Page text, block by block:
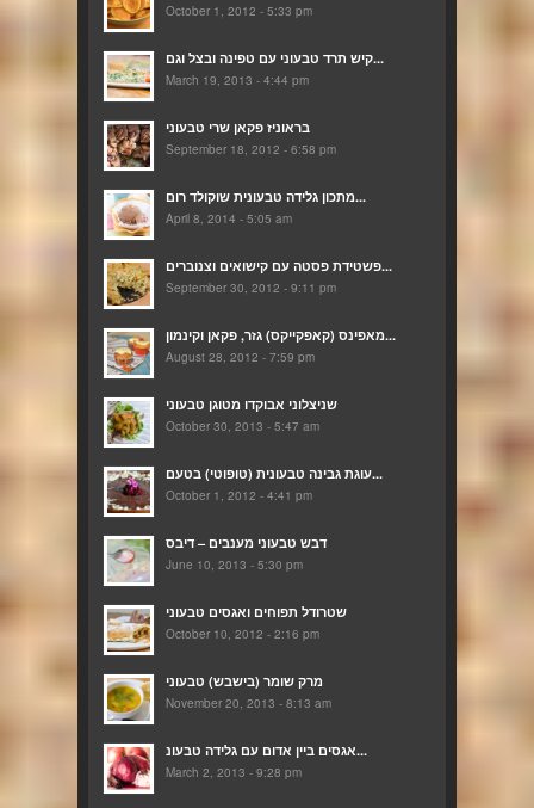
October 1, 2012 - 5:33 pm
קיש תרד טבעוני עם טפינה ובצל וגם...
March 19, 2013 - 4:44 pm
בראוניז פקאן שרי טבעוני
September 18, 2012 - 6:58 pm
מתכון גלידה טבעונית שוקולד רום...
April 8, 2014 - 5:05 am
פשטידת פסטה עם קישואים וצנוברים...
September 30, 2012 - 9:11 pm
מאפינס (קאפקייקס) גזר, פקאן וקינמון...
August 28, 2012 - 7:59 pm
שניצלוני אבוקדו מטוגן טבעוני
October 30, 2013 - 5:47 am
עוגת גבינה טבעונית (טופוטי) בטעם...
October 1, 2012 - 4:41 pm
דבש טבעוני מענבים – דיבס
June 10, 2013 - 5:30 pm
שטרודל תפוחים ואגסים טבעוני
October 10, 2012 - 2:16 pm
מרק שומר (בישבש) טבעוני
November 20, 2013 - 8:13 am
אגסים ביין אדום עם גלידה טבעונ...
March 2, 2013 - 9:28 pm